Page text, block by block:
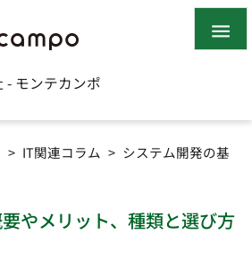
- モンテカンポ

> IT関連コラム > システム開発の基
やメリット、種類と選び方